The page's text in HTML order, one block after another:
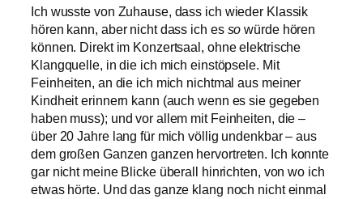
Ich wusste von Zuhause, dass ich wieder Klassik
hören kann, aber nicht dass ich es so würde hören
können. Direkt im Konzertsaal, ohne elektrische
Klangquelle, in die ich mich einstöpsele. Mit
Feinheiten, an die ich mich nichtmal aus meiner
Kindheit erinnern kann (auch wenn es sie gegeben
haben muss); und vor allem mit Feinheiten, die –
über 20 Jahre lang für mich völlig undenkbar – aus
dem großen Ganzen ganzen hervortreten. Ich konnte
gar nicht meine Blicke überall hinrichten, von wo ich
etwas hörte. Und das ganze klang noch nicht einmal